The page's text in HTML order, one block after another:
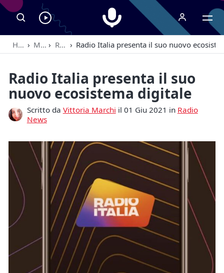
Ascolta
RadioSpeaker
in
Radiospeaker.it
Home › Magazine › Radio News › Radio Italia presenta il suo nuovo
Radio Italia presenta il suo
nuovo ecosistema digitale
Scritto da Vittoria Marchi il 01 Giu 2021 in Radio
News